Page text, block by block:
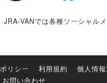
Twitter
JRA-VANでは各種ソーシャル
リシー 利用規約
個人情報
お問い合わせ